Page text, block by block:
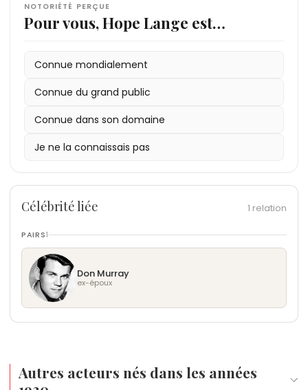
NOTORIÉTÉ PERÇUE
Pour vous, Hope Lange est…
Connue mondialement
Connue du grand public
Connue dans son domaine
Je ne la connaissais pas
Célébrité liée 1 relation
PAIRS1
Don Murray
ex-époux
Autres acteurs nés dans les années